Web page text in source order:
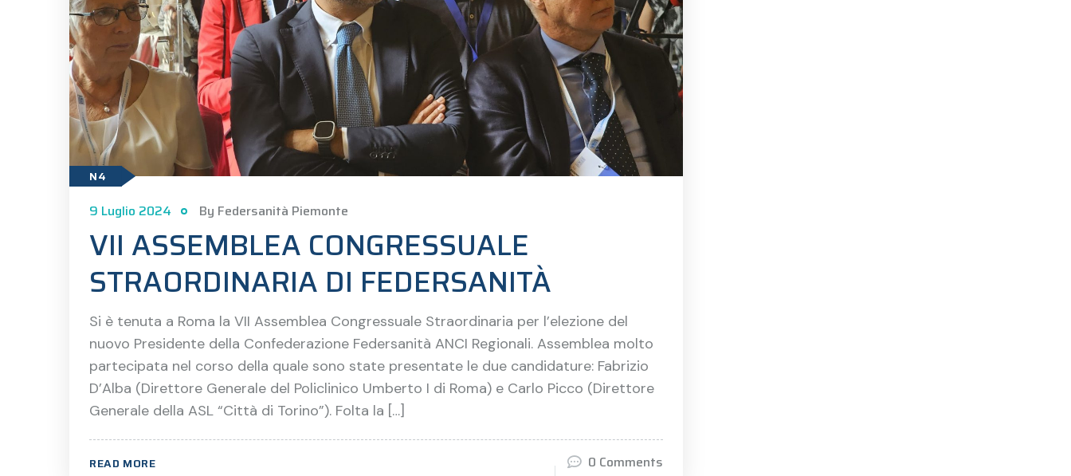
N4
9 Luglio 2024 By Federsanità Piemonte
VII ASSEMBLEA CONGRESSUALE
STRAORDINARIA DI FEDERSANITÀ
Si è tenuta a Roma la VII Assemblea Congressuale Straordinaria per l’elezione del
nuovo Presidente della Confederazione Federsanità ANCI Regionali. Assemblea molto
partecipata nel corso della quale sono state presentate le due candidature: Fabrizio
D’Alba (Direttore Generale del Policlinico Umberto I di Roma) e Carlo Picco (Direttore
Generale della ASL “Città di Torino”). Folta la […]
READ MORE 0 Comments